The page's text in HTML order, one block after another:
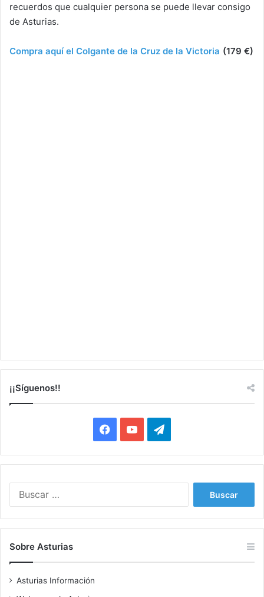
recuerdos que cualquier persona se puede llevar consigo
de Asturias.
Compra aquí el Colgante de la Cruz de la Victoria (179 €)
¡¡Síguenos!!
Facebook
YouTubeTelegram
Sobre Asturias
Asturias Información